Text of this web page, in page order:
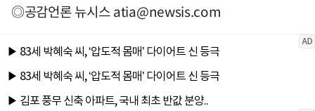
◎공감언론 뉴시스atia@newsis.com